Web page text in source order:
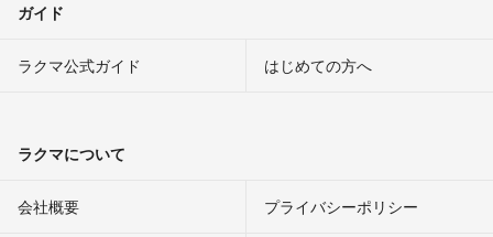
ガイド
ラクマ公式ガイド はじめての方へ
ラクマについて
会社概要 プライバシーポリシー